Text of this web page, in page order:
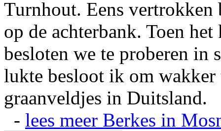
Turnhout. Eens vertrokken
op de achterbank. Toen
besloten we te proberen in
lukte besloot ik om
graanveldjes in Duitsland.
- lees meer Berkes in